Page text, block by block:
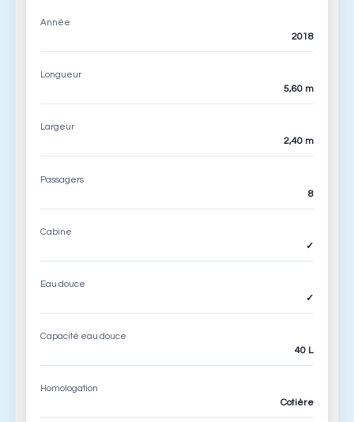
Année
2018
Longueur
5,60 m
Largeur
2,40 m
Passagers
8
Cabine
✓
Eau douce
✓
Capacité eau douce
40 L
Homologation
Cotière